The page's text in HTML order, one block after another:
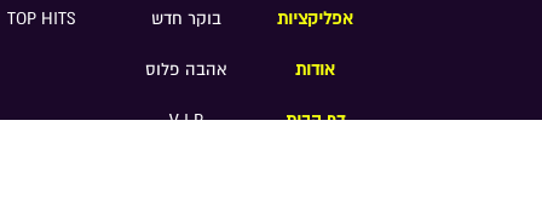
אפליקציות
אודות
דף הבית
בוקר חדש
אהבה פלוס
V.I.P
TOP HITS